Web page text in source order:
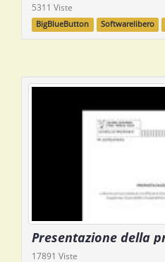
5311 Viste
BigBlueButton Softwarelibero
17891 Viste